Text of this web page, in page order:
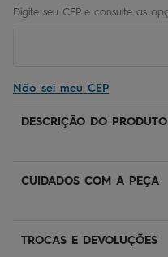
Não sei meu CEP
DESCRIÇÃO DO PRODUTO
CUIDADOS COM A PEÇA
TROCAS E DEVOLUÇÕES